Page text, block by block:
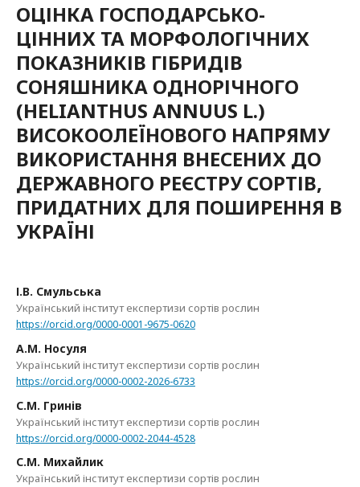
ОЦІНКА ГОСПОДАРСЬКО-
ЦІННИХ ТА МОРФОЛОГІЧНИХ
ПОКАЗНИКІВ ГІБРИДІВ
СОНЯШНИКА ОДНОРІЧНОГО
(HELIANTHUS ANNUUS L.)
ВИСОКООЛЕЇНОВОГО НАПРЯМУ
ВИКОРИСТАННЯ ВНЕСЕНИХ ДО
ДЕРЖАВНОГО РЕЄСТРУ СОРТІВ,
ПРИДАТНИХ ДЛЯ ПОШИРЕННЯ В
УКРАЇНІ
І.В. Смульська
Український інститут експертизи сортів рослин
https://orcid.org/0000-0001-9675-0620
А.М. Носуля
Український інститут експертизи сортів рослин
https://orcid.org/0000-0002-2026-6733
С.М. Гринів
Український інститут експертизи сортів рослин
https://orcid.org/0000-0002-2044-4528
С.М. Михайлик
Український інститут експертизи сортів рослин